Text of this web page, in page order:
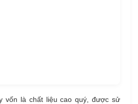
vốn là chất liệu cao quý, được sử